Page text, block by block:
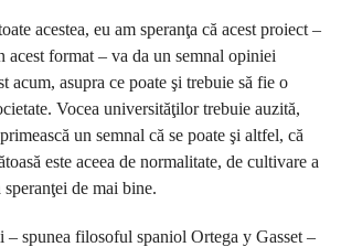
acestea, eu am speranţa că acest proiect –
acest format – va da un semnal opiniei
acum, asupra ce poate şi trebuie să fie o
Vocea universităţilor trebuie auzită,
un semnal că se poate şi altfel, că
este aceea de normalitate, de cultivare a
de mai bine.
spunea filosoful spaniol Ortega y Gasset –